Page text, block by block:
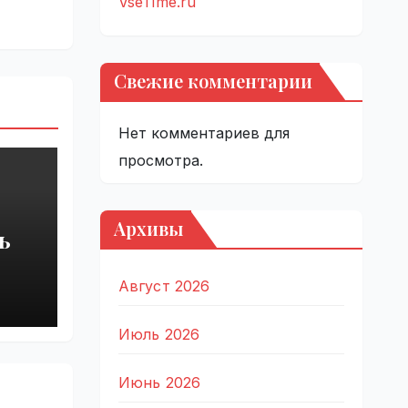
Свежие комментарии
Нет комментариев для
просмотра.
Архивы
Август 2026
Июль 2026
Июнь 2026